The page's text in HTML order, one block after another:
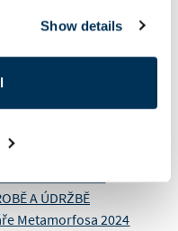
Show details
2022
konference 2022
album Anny Julie
Game Jam
A ÚDRŽBĚ
Metamorfosa 2024